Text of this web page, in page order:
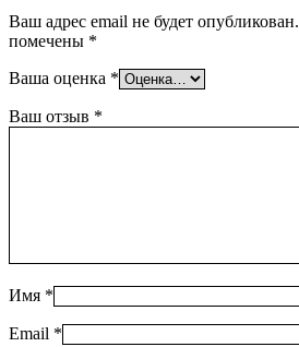
Ваш адрес email не будет опубликован.
помечены *
Ваша оценка *
Ваш отзыв *
Имя *
Email *